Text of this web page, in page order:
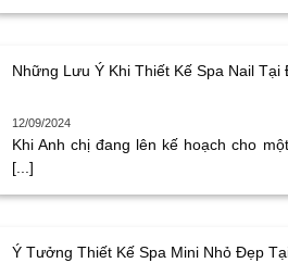
Những Lưu Ý Khi Thiết Kế Spa Nail
12/09/2024
Khi Anh chị đang lên kế hoạch cho
[...]
Ý Tưởng Thiết Kế Spa Mini Nhỏ Đẹp